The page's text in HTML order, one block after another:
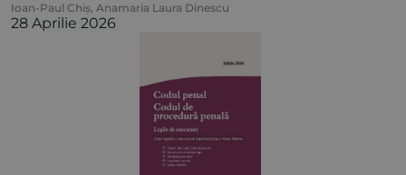
Ioan-Paul Chiș, Anamaria Laura Dinescu
28 Aprilie 2026